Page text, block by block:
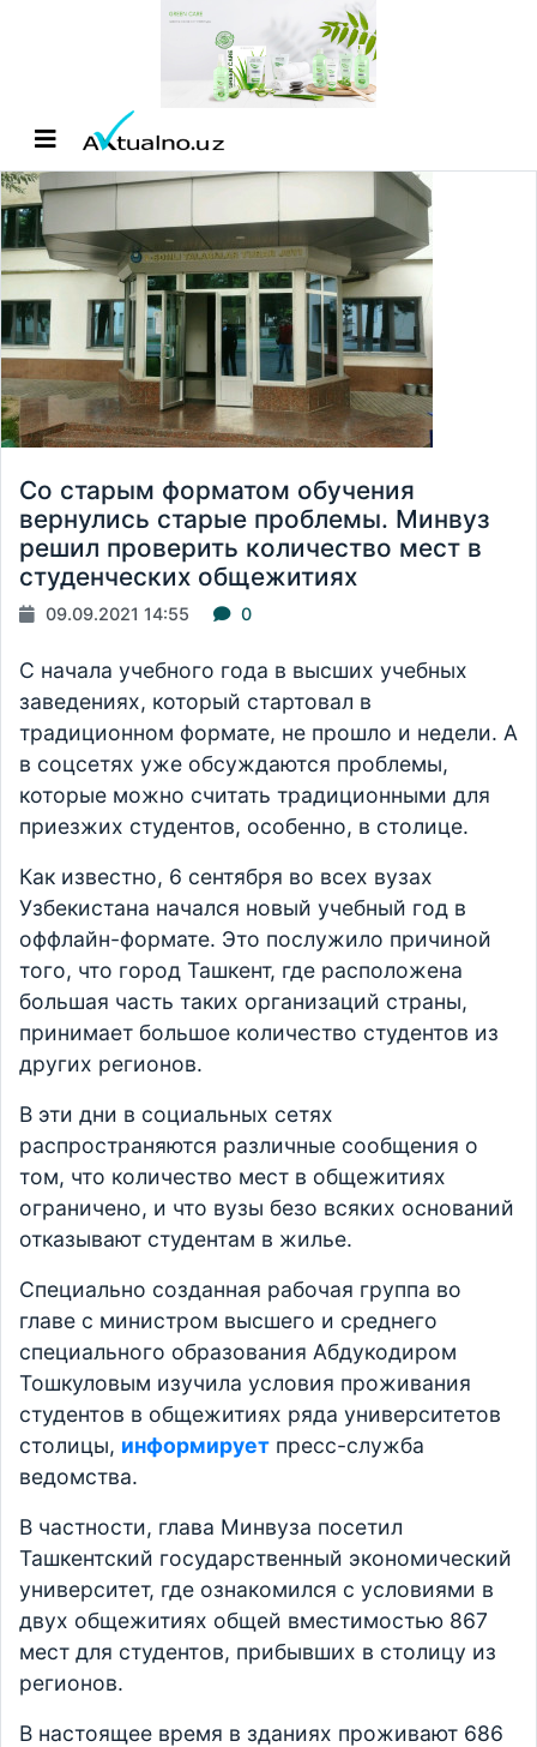
Со старым форматом обучения
вернулись старые проблемы. Минвуз
решил проверить количество мест в
студенческих общежитиях
09.09.2021 14:55 0
С начала учебного года в высших учебных
заведениях, который стартовал в
традиционном формате, не прошло и недели. А
в соцсетях уже обсуждаются проблемы,
которые можно считать традиционными для
приезжих студентов, особенно, в столице.
Как известно, 6 сентября во всех вузах
Узбекистана начался новый учебный год в
оффлайн-формате. Это послужило причиной
того, что город Ташкент, где расположена
большая часть таких организаций страны,
принимает большое количество студентов из
других регионов.
В эти дни в социальных сетях
распространяются различные сообщения о
том, что количество мест в общежитиях
ограничено, и что вузы безо всяких оснований
отказывают студентам в жилье.
Специально созданная рабочая группа во
главе с министром высшего и среднего
специального образования Абдукодиром
Тошкуловым изучила условия проживания
студентов в общежитиях ряда университетов
столицы, информирует пресс-служба
ведомства.
В частности, глава Минвуза посетил
Ташкентский государственный экономический
университет, где ознакомился с условиями в
двух общежитиях общей вместимостью 867
мест для студентов, прибывших в столицу из
регионов.
В настоящее время в зданиях проживают 686